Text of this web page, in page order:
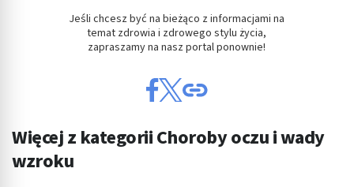
Jeśli chcesz być na bieżąco z informacjami na
temat zdrowia i zdrowego stylu życia,
zapraszamy na nasz portal ponownie!
Więcej z kategorii Choroby oczu i wady
wzroku